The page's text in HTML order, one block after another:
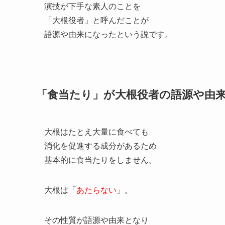
演技が下手な素人のことを
「大根役者」と呼んだことが
語源や由来になったという説です。
「食当たり」が大根役者の語源や由
大根はたとえ大量に食べても
消化を促進する成分があるため
基本的に食当たりをしません。
大根は「 あたらない 」。
その性質が語源や由来となり